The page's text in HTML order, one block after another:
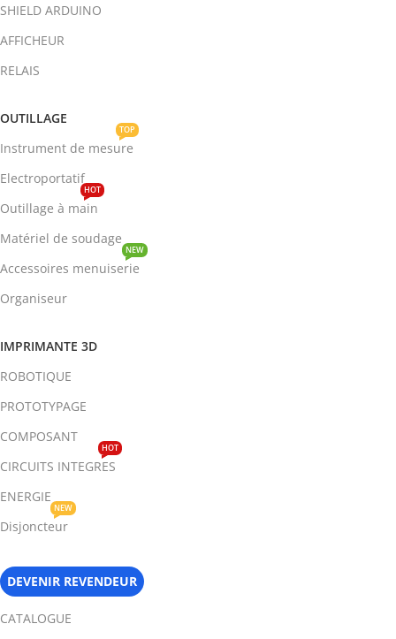
SHIELD ARDUINO
AFFICHEUR
RELAIS
OUTILLAGE
Instrument de mesure
TOP
Electroportatif
Outillage à main
HOT
Matériel de soudage
Accessoires menuiserie
NEW
Organiseur
IMPRIMANTE 3D
ROBOTIQUE
PROTOTYPAGE
COMPOSANT
CIRCUITS INTEGRES
HOT
ENERGIE
Disjoncteur
NEW
DEVENIR REVENDEUR
CATALOGUE